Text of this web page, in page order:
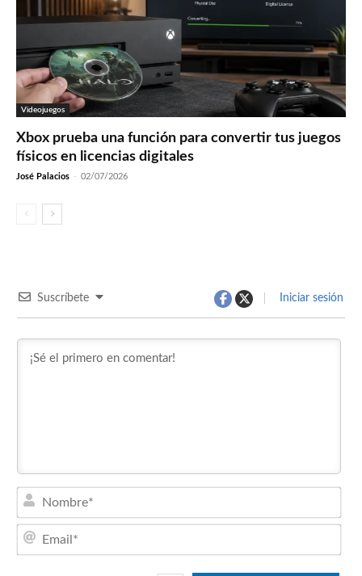
Videojuegos
Xbox prueba una función para convertir tus juegos
físicos en licencias digitales
José Palacios - 02/07/2026
Suscríbete Iniciar sesión